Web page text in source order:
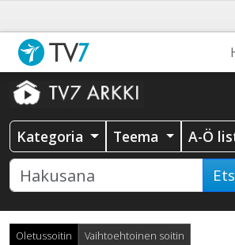
Kategoria Teema A-Ö
Oletussoitin Vaihtoehtoinen soitin